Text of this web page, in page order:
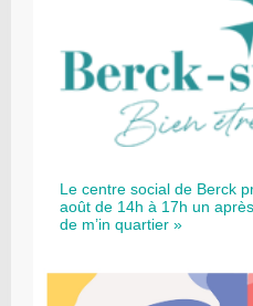
Le centre social de Berck
août de 14h à 17h un
de m’in quartier »